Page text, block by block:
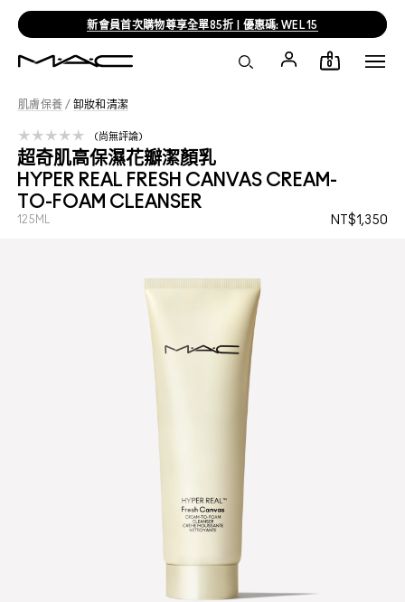
新會員首次購物尊享全單85折 | 優惠碼: WEL15
0
肌膚保養 / 卸妝和清潔
超奇肌高保濕花瓣潔顏乳
HYPER REAL FRESH CANVAS CREAM-
TO-FOAM CLEANSER
NT$1,350
125ML
尚無評論